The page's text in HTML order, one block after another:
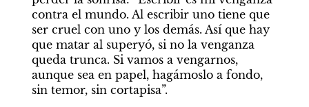
contra el mundo. Al escribir uno tiene que
ser cruel con uno y los demás. Así que hay
que matar al superyó, si no la venganza
queda trunca. Si vamos a vengarnos,
aunque sea en papel, hagámoslo a fondo,
sin temor, sin cortapisa”.